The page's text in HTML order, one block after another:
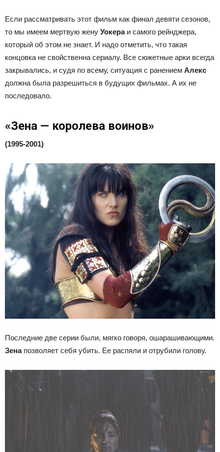
Если рассматривать этот фильм как финал девяти сезонов,
то мы имеем мертвую жену Уокера и самого рейнджера,
который об этом не знает. И надо отметить, что такая
концовка не свойственна сериалу. Все сюжетные арки всегда
закрывались, и судя по всему, ситуация с ранением Алекс
должна была разрешиться в будущих фильмах. А их не
последовало.
«Зена — королева воинов»
(1995-2001)
Последние две серии были, мягко говоря, ошарашивающими.
Зенапозволяет себя убить. Ее распяли и отрубили голову.